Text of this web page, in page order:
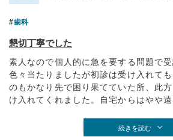
歯科
懇切丁寧でした
素人なので個人的に急を要する問題で
色々当たりましたが初診は受け入れて
のもかなり先で困り果てていた所、此
け入れてくれました。自宅からはやや遠
続きを読む